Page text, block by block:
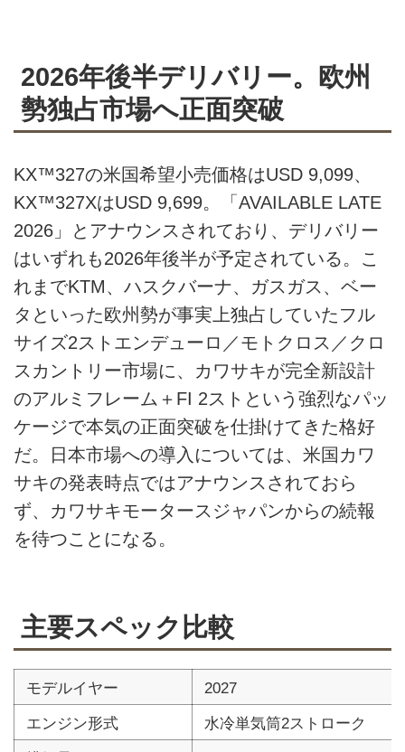
2026年後半デリバリー。欧州
勢独占市場へ正面突破
KX™327の米国希望小売価格はUSD 9,099、
KX™327XはUSD 9,699。「AVAILABLE LATE
2026」とアナウンスされており、デリバリー
はいずれも2026年後半が予定されている。こ
れまでKTM、ハスクバーナ、ガスガス、ベー
タといった欧州勢が事実上独占していたフル
サイズ2ストエンデューロ／モトクロス／クロ
スカントリー市場に、カワサキが完全新設計
のアルミフレーム＋FI 2ストという強烈なパッ
ケージで本気の正面突破を仕掛けてきた格好
だ。日本市場への導入については、米国カワ
サキの発表時点ではアナウンスされておら
ず、カワサキモータースジャパンからの続報
を待つことになる。
主要スペック比較
モデルイヤー
2027
エンジン形式
水冷単気筒2ストローク